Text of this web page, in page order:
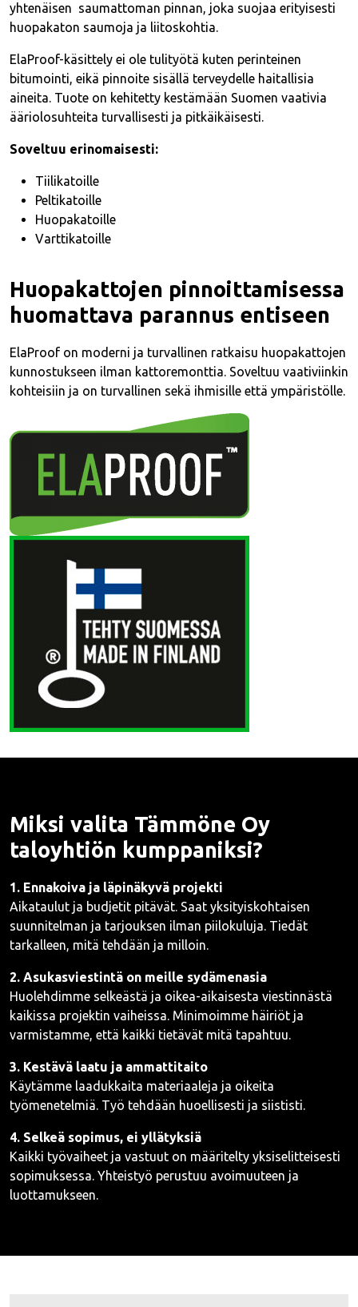
yhtenäisen saumattoman pinnan, joka suojaa erityisesti
huopakaton saumoja ja liitoskohtia.
ElaProof-käsittely ei ole tulityötä kuten perinteinen
bitumointi, eikä pinnoite sisällä terveydelle haitallisia
aineita. Tuote on kehitetty kestämään Suomen vaativia
ääriolosuhteita turvallisesti ja pitkäikäisesti.
Soveltuu erinomaisesti:
Tiilikatoille
Peltikatoille
Huopakatoille
Varttikatoille
Huopakattojen pinnoittamisessa
huomattava parannus entiseen
ElaProof on moderni ja turvallinen ratkaisu huopakattojen
kunnostukseen ilman kattoremonttia. Soveltuu vaativiinkin
kohteisiin ja on turvallinen sekä ihmisille että ympäristölle.
Miksi valita Tämmöne Oy
taloyhtiön kumppaniksi?
1. Ennakoiva ja läpinäkyvä projekti
Aikataulut ja budjetit pitävät. Saat yksityiskohtaisen
suunnitelman ja tarjouksen ilman piilokuluja. Tiedät
tarkalleen, mitä tehdään ja milloin.
2. Asukasviestintä on meille sydämenasia
Huolehdimme selkeästä ja oikea-aikaisesta viestinnästä
kaikissa projektin vaiheissa. Minimoimme häiriöt ja
varmistamme, että kaikki tietävät mitä tapahtuu.
3. Kestävä laatu ja ammattitaito
Käytämme laadukkaita materiaaleja ja oikeita
työmenetelmiä. Työ tehdään huoellisesti ja siististi.
4. Selkeä sopimus, ei yllätyksiä
Kaikki työvaiheet ja vastuut on määritelty yksiselitteisesti
sopimuksessa. Yhteistyö perustuu avoimuuteen ja
luottamukseen.